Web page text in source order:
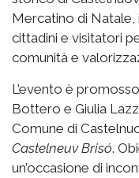
Mercatino di Natale,
cittadini e visitatori
comunità e
L’evento è
Bottero e Giulia
Comune di
Castelneuv Brisó.
un’occasione di